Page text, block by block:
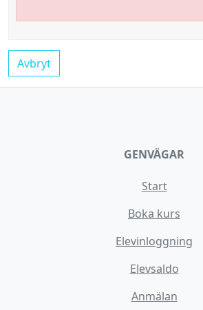
Avbryt
GENVÄGAR
Start
Boka kurs
Elevinloggning
Elevsaldo
Anmälan